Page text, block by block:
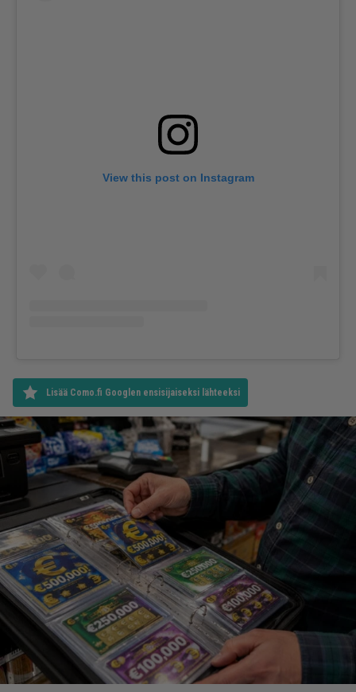
View this post on Instagram
Lisää Como.fi Googlen ensisijaiseksi lähteeksi